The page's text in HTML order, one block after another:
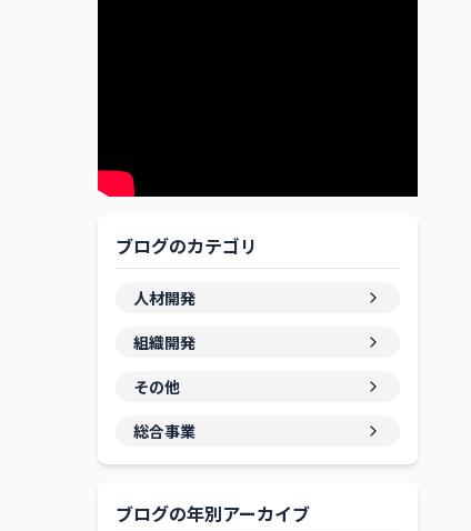
ブログのカテゴリ
人材開発
組織開発
その他
総合事業
ブログの年別アーカイブ